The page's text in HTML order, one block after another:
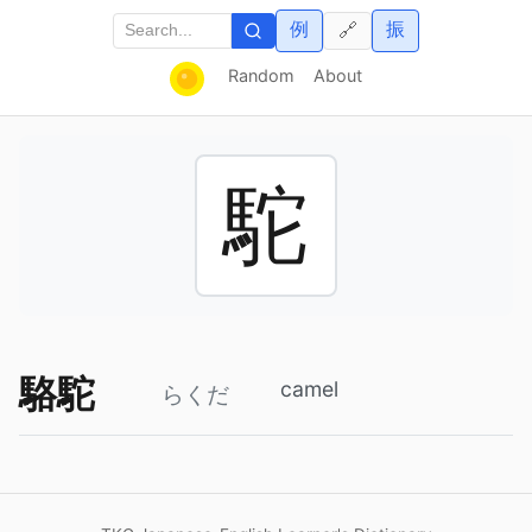
Random About
例 振
🔗
駝
駱駝 らくだ camel